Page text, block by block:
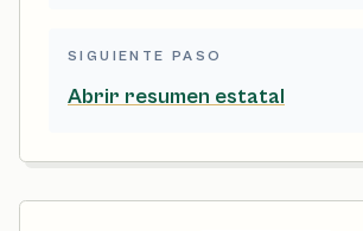
SIGUIENTE PASO
Abrir resumen estatal